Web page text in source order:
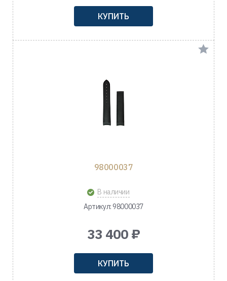
КУПИТЬ
98000037
В наличии
Артикул: 98000037
33 400 ₽
КУПИТЬ